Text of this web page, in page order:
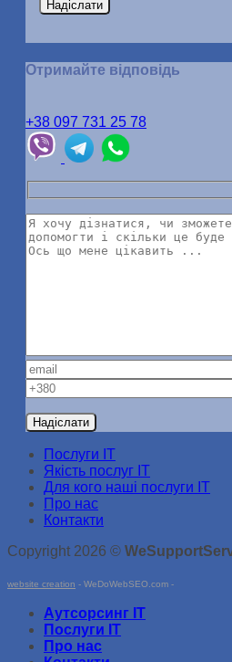
Отримайте відповідь
+38 097 731 25 78
Послуги ІТ
Якість послуг ІТ
Для кого наші послуги ІТ
Про нас
Контакти
Copyright 2026 ©
website creation - WeDoWebSEO.com -
Аутсорсинг ІТ
Послуги ІТ
Про нас